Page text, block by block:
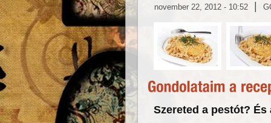
november 22, 2012 - 10:52 |
Szereted a pestót?